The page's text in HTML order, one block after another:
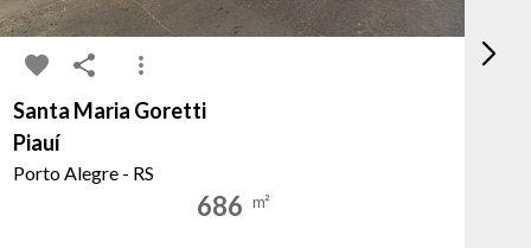
Santa Maria Goretti
Piauí
Porto Alegre - RS
686 m²